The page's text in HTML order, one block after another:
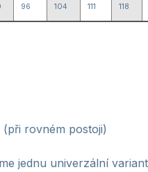
96 104 111 118
rovném postoji)
jednu univerzální